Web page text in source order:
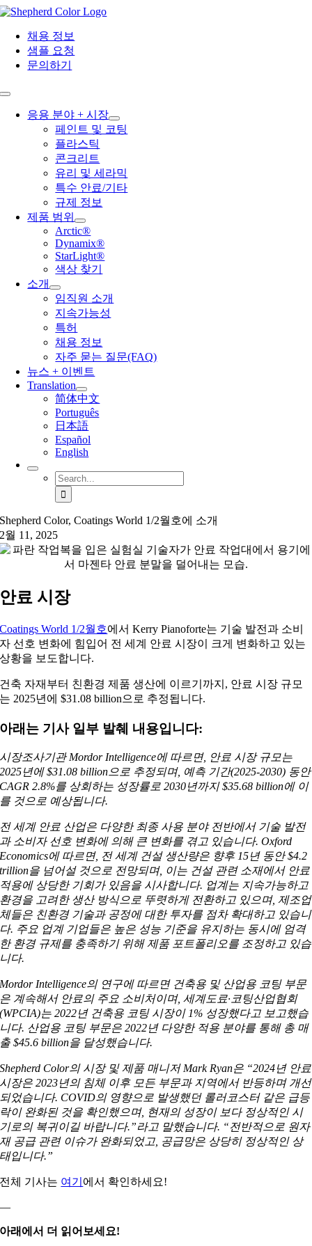
Skip
content채용 정보
샘플 요청
문의하기
Toggle
Navigation응용 분야 + 시장
페인트 및 코팅
플라스틱
콘크리트
유리 및 세라믹
특수 안료/기타
규제 정보
제품 범위
Arctic®
Dynamix®
StarLight®
색상 찾기
소개
임직원 소개
지속가능성
특허
채용 정보
자주 묻는 질문(FAQ)
뉴스 + 이벤트
Translation
简体中文
Português
日本語
Español
English
Search
for:
Shepherd Color, Coatings World 1/2월호에 소개
2월 11, 2025
안료 시장
Coatings World 1/2월호에서 Kerry Pianoforte는 기술 발전과 소비
자 선호 변화에 힘입어 전 세계 안료 시장이 크게 변화하고 있는
상황을 보도합니다.
건축 자재부터 친환경 제품 생산에 이르기까지, 안료 시장 규모
는 2025년에 $31.08 billion으로 추정됩니다.
아래는 기사 일부 발췌 내용입니다:
시장조사기관 Mordor Intelligence에 따르면, 안료 시장 규모는
2025년에 $31.08 billion으로 추정되며, 예측 기간(2025-2030) 동안
CAGR 2.8%를 상회하는 성장률로 2030년까지 $35.68 billion에 이
를 것으로 예상됩니다.
전 세계 안료 산업은 다양한 최종 사용 분야 전반에서 기술 발전
과 소비자 선호 변화에 의해 큰 변화를 겪고 있습니다. Oxford
Economics에 따르면, 전 세계 건설 생산량은 향후 15년 동안 $4.2
trillion을 넘어설 것으로 전망되며, 이는 건설 관련 소재에서 안료
적용에 상당한 기회가 있음을 시사합니다. 업계는 지속가능하고
환경을 고려한 생산 방식으로 뚜렷하게 전환하고 있으며, 제조업
체들은 친환경 기술과 공정에 대한 투자를 점차 확대하고 있습니
다. 주요 업계 기업들은 높은 성능 기준을 유지하는 동시에 엄격
한 환경 규제를 충족하기 위해 제품 포트폴리오를 조정하고 있습
니다.
Mordor Intelligence의 연구에 따르면 건축용 및 산업용 코팅 부문
은 계속해서 안료의 주요 소비처이며, 세계도료·코팅산업협회
(WPCIA)는 2022년 건축용 코팅 시장이 1% 성장했다고 보고했습
니다. 산업용 코팅 부문은 2022년 다양한 적용 분야를 통해 총 매
출 $45.6 billion을 달성했습니다.
Shepherd Color의 시장 및 제품 매니저 Mark Ryan은 “2024년 안료
시장은 2023년의 침체 이후 모든 부문과 지역에서 반등하며 개선
되었습니다. COVID의 영향으로 발생했던 롤러코스터 같은 급등
락이 완화된 것을 확인했으며, 현재의 성장이 보다 정상적인 시
기로의 복귀이길 바랍니다.”라고 말했습니다. “전반적으로 원자
재 공급 관련 이슈가 완화되었고, 공급망은 상당히 정상적인 상
태입니다.”
전체 기사는 여기 에서 확인하세요!
—
아래에서 더 읽어보세요!